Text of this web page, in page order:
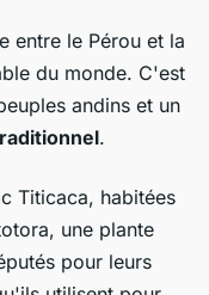
entre le Pérou et la
du monde. C'est
andins et un
.
Titicaca, habitées
une plante
pour leurs